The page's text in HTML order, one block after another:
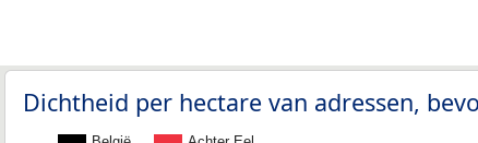
Dichtheid per hectare van adressen,